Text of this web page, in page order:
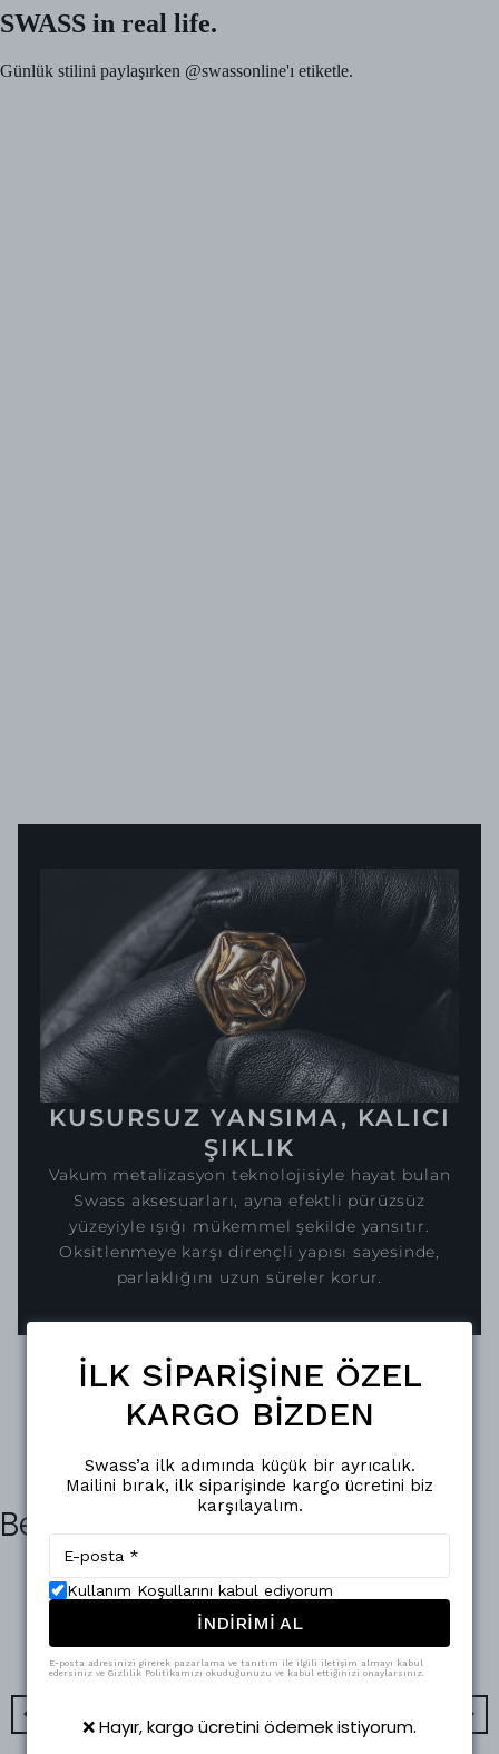
KUSURSUZ YANSIMA, KALICI
ŞIKLIK
Vakum metalizasyon teknolojisiyle hayat bulan
Swass aksesuarları, ayna efektli pürüzsüz
yüzeyiyle ışığı mükemmel şekilde yansıtır.
Oksitlenmeye karşı dirençli yapısı sayesinde,
parlaklığını uzun süreler korur.
Benzer Ürünler
İLK SİPARİŞİNE ÖZEL
KARGO BİZDEN
Swass’a ilk adımında küçük bir ayrıcalık.
Mailini bırak, ilk siparişinde kargo ücretini biz
karşılayalım.
Kullanım Koşullarını kabul ediyorum
İNDİRİMİ AL
E-posta adresinizi girerek pazarlama ve tanıtım ile ilgili iletişim almayı kabul
edersiniz ve Gizlilik Politikamızı okuduğunuzu ve kabul ettiğinizi onaylarsınız.
❌ Hayır, kargo ücretini ödemek istiyorum.